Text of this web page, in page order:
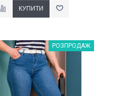
Наклейки Варіант з %РОЗПРОДАЖ